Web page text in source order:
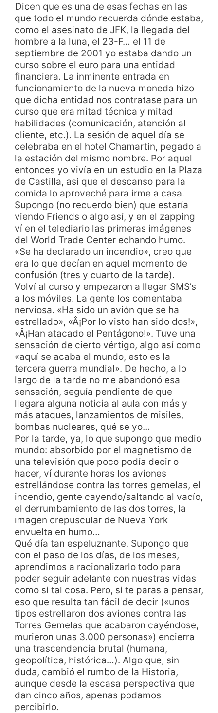
Dicen que es una de esas fechas en las
que todo el mundo recuerda dónde estaba,
como el asesinato de JFK, la llegada del
hombre a la luna, el 23-F… el 11 de
septiembre de 2001 yo estaba dando un
curso sobre el euro para una entidad
financiera. La inminente entrada en
funcionamiento de la nueva moneda hizo
que dicha entidad nos contratase para un
curso que era mitad técnica y mitad
habilidades (comunicación, atención al
cliente, etc.). La sesión de aquel día se
celebraba en el hotel Chamartín, pegado a
la estación del mismo nombre. Por aquel
entonces yo vivía en un estudio en la Plaza
de Castilla, así que el descanso para la
comida lo aproveché para irme a casa.
Supongo (no recuerdo bien) que estaría
viendo Friends o algo así, y en el zapping
ví en el telediario las primeras imágenes
del World Trade Center echando humo.
«Se ha declarado un incendio», creo que
era lo que decían en aquel momento de
confusión (tres y cuarto de la tarde).
Volví al curso y empezaron a llegar SMS’s
a los móviles. La gente los comentaba
nerviosa. «Ha sido un avión que se ha
estrellado», «Â¡Por lo visto han sido dos!»,
«Â¡Han atacado el Pentágono!». Tuve una
sensación de cierto vértigo, algo así como
«aquí se acaba el mundo, esto es la
tercera guerra mundial». De hecho, a lo
largo de la tarde no me abandonó esa
sensación, seguía pendiente de que
llegara alguna noticia al aula con más y
más ataques, lanzamientos de misiles,
bombas nucleares, qué se yo…
Por la tarde, ya, lo que supongo que medio
mundo: absorbido por el magnetismo de
una televisión que poco podía decir o
hacer, ví durante horas los aviones
estrellándose contra las torres gemelas, el
incendio, gente cayendo/saltando al vacío,
el derrumbamiento de las dos torres, la
imagen crepuscular de Nueva York
envuelta en humo…
Qué día tan espeluznante. Supongo que
con el paso de los días, de los meses,
aprendimos a racionalizarlo todo para
poder seguir adelante con nuestras vidas
como si tal cosa. Pero, si te paras a pensar,
eso que resulta tan fácil de decir («unos
tipos estrellaron dos aviones contra las
Torres Gemelas que acabaron cayéndose,
murieron unas 3.000 personas») encierra
una trascendencia brutal (humana,
geopolítica, histórica…). Algo que, sin
duda, cambió el rumbo de la Historia,
aunque desde la escasa perspectiva que
dan cinco años, apenas podamos
percibirlo.